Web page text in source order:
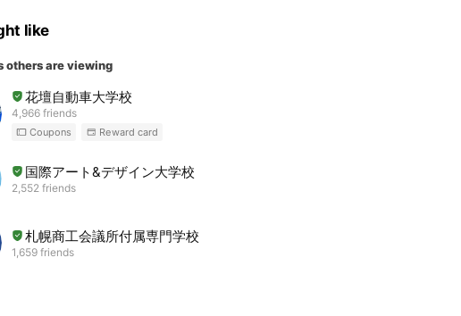
like
others are viewing
花壇自動車大学校
4,966 friends
Coupons Reward card
国際アート&デザイン大学校
2,552 friends
札幌商工会議所付属専門学校
1,659 friends